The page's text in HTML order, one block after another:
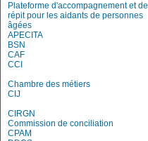
Plateforme d'accompagnement et de
répit pour les aidants de personnes
âgées
APECITA
BSN
CAF
CCI
Chambre des métiers
CIJ
CIRGN
Commission de conciliation
CPAM